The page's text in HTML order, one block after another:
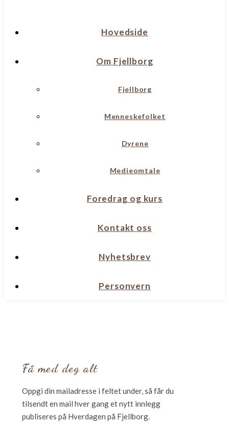
Hovedside
Om Fjellborg
Fjellborg
Menneskefolket
Dyrene
Medieomtale
Foredrag og kurs
Kontakt oss
Nyhetsbrev
Personvern
Få med deg alt
Oppgi din mailadresse i feltet under, så får du
tilsendt en mail hver gang et nytt innlegg
publiseres på Hverdagen på Fjellborg.